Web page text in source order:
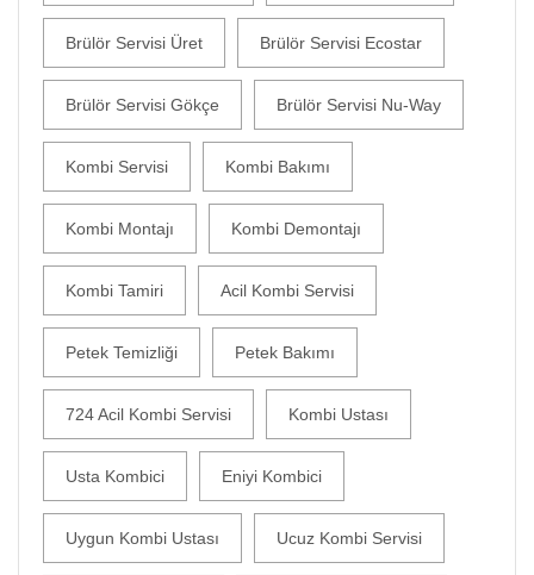
Brülör Servisi Üret Brülör Servisi Ecostar
Brülör Servisi Gökçe Brülör Servisi Nu-Way
Kombi Servisi Kombi Bakımı
Kombi Montajı Kombi Demontajı
Kombi Tamiri Acil Kombi Servisi
Petek Temizliği Petek Bakımı
724 Acil Kombi Servisi Kombi Ustası
Usta Kombici Eniyi Kombici
Uygun Kombi Ustası Ucuz Kombi Servisi